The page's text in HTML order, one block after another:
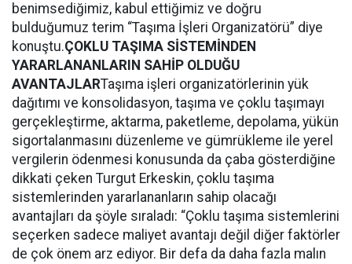
benimsediğimiz, kabul ettiğimiz ve doğru
bulduğumuz terim “Taşıma İşleri Organizatörü” diye
konuştu.ÇOKLU TAŞIMA SİSTEMİNDEN
YARARLANANLARIN SAHİP OLDUĞU
AVANTAJLARTaşıma işleri organizatörlerinin yük
dağıtımı ve konsolidasyon, taşıma ve çoklu taşımayı
gerçekleştirme, aktarma, paketleme, depolama, yükün
sigortalanmasını düzenleme ve gümrükleme ile yerel
vergilerin ödenmesi konusunda da çaba gösterdiğine
dikkati çeken Turgut Erkeskin, çoklu taşıma
sistemlerinden yararlananların sahip olacağı
avantajları da şöyle sıraladı: “Çoklu taşıma sistemlerini
seçerken sadece maliyet avantajı değil diğer faktörler
de çok önem arz ediyor. Bir defa da daha fazla malın